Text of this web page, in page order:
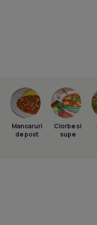
Mancaruri
de post
Ciorbe si
supe